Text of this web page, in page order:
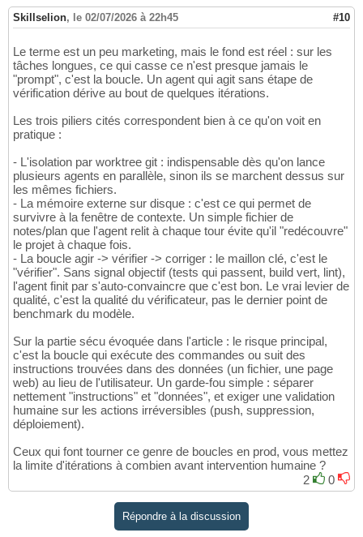
Skillselion, le 02/07/2026 à 22h45 #10
Le terme est un peu marketing, mais le fond est réel : sur les
tâches longues, ce qui casse ce n'est presque jamais le
"prompt", c'est la boucle. Un agent qui agit sans étape de
vérification dérive au bout de quelques itérations.
Les trois piliers cités correspondent bien à ce qu'on voit en
pratique :
- L'isolation par worktree git : indispensable dès qu'on lance
plusieurs agents en parallèle, sinon ils se marchent dessus sur
les mêmes fichiers.
- La mémoire externe sur disque : c'est ce qui permet de
survivre à la fenêtre de contexte. Un simple fichier de
notes/plan que l'agent relit à chaque tour évite qu'il "redécouvre"
le projet à chaque fois.
- La boucle agir -> vérifier -> corriger : le maillon clé, c'est le
"vérifier". Sans signal objectif (tests qui passent, build vert, lint),
l'agent finit par s'auto-convaincre que c'est bon. Le vrai levier de
qualité, c'est la qualité du vérificateur, pas le dernier point de
benchmark du modèle.
Sur la partie sécu évoquée dans l'article : le risque principal,
c'est la boucle qui exécute des commandes ou suit des
instructions trouvées dans des données (un fichier, une page
web) au lieu de l'utilisateur. Un garde-fou simple : séparer
nettement "instructions" et "données", et exiger une validation
humaine sur les actions irréversibles (push, suppression,
déploiement).
Ceux qui font tourner ce genre de boucles en prod, vous mettez
la limite d'itérations à combien avant intervention humaine ?
2
0
Répondre à la discussion